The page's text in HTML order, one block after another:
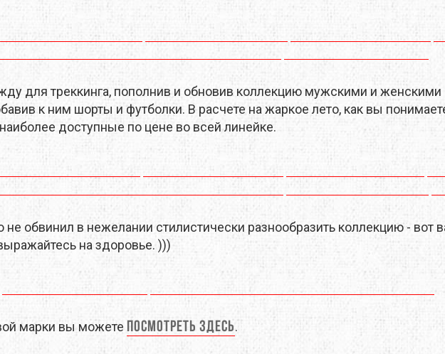
LIFEVENTURE LIGHT MY FIRE
LYNX M-TOUR MSR
NEBO NEW BALANCE NIKWAX
PRIMUS PROTEUS RAB
SALEWA SALOMON
SUMMIT SEAL LINE
TEVA THE NORTH FACE THERM-A-REST
для треккинга, пополнив и обновив коллекцию мужскими и
к ним шорты и футболки. В расчете на жаркое лето, как вы
доступные по цене во всей линейке.
не обвинил в нежелании стилистически разнообразить коллекцию - вот
на здоровье. )))
марки вы можете посмотреть здесь.